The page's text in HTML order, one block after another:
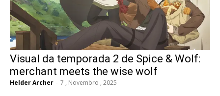
Visual da temporada 2 de Spice & Wolf:
merchant meets the wise wolf
Helder Archer - 7 , Novembro , 2025